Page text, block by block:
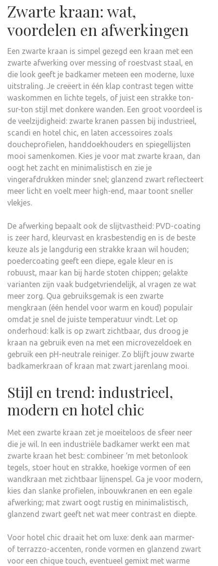
Zwarte kraan: wat,
voordelen en afwerkingen
Een zwarte kraan is simpel gezegd een kraan met een
zwarte afwerking over messing of roestvast staal, en
die look geeft je badkamer meteen een moderne, luxe
uitstraling. Je creëert in één klap contrast tegen witte
waskommen en lichte tegels, of juist een strakke ton-
sur-ton stijl met donkere wanden. Een groot voordeel is
de veelzijdigheid: zwarte kranen passen bij industrieel,
scandi en hotel chic, en laten accessoires zoals
doucheprofielen, handdoekhouders en spiegellijsten
mooi samenkomen. Kies je voor mat zwarte kraan, dan
oogt het zacht en minimalistisch en zie je
vingerafdrukken minder snel; glanzend zwart reflecteert
meer licht en voelt meer high-end, maar toont sneller
vlekjes.
De afwerking bepaalt ook de slijtvastheid: PVD-coating
is zeer hard, kleurvast en krasbestendig en is de beste
keuze als je langdurig een strakke kraan wil houden;
poedercoating geeft een diepe, egale kleur en is
robuust, maar kan bij harde stoten chippen; gelakte
varianten zijn vaak budgetvriendelijk, al vragen ze wat
meer zorg. Qua gebruiksgemak is een zwarte
mengkraan (één hendel voor warm en koud) populair
omdat je snel de juiste temperatuur vindt. Let op
onderhoud: kalk is op zwart zichtbaar, dus droog je
kraan na gebruik even na met een microvezeldoek en
gebruik een pH-neutrale reiniger. Zo blijft jouw zwarte
badkamerkraan of kraan mat zwart jarenlang mooi.
Stijl en trend: industrieel,
modern en hotel chic
Met een zwarte kraan zet je moeiteloos de sfeer neer
die je wil. In een industriële badkamer werkt een mat
zwarte kraan het best: combineer ‘m met betonlook
tegels, stoer hout en strakke, hoekige vormen of een
wandkraan met zichtbaar lijnenspel. Ga je voor modern,
kies dan slanke profielen, inbouwkranen en een egale
afwerking; mat zwart oogt rustig en minimalistisch,
glanzend zwart geeft net wat meer contrast en diepte.
Voor hotel chic draait het om luxe: denk aan marmer-
of terrazzo-accenten, ronde vormen en glanzend zwart
voor een chique touch, eventueel gemixt met warme